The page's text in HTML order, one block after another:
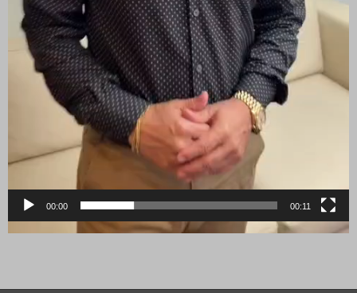
00:00 00:11